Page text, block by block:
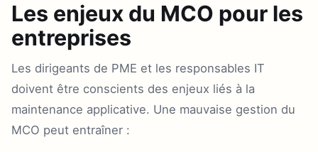
Les enjeux du MCO pour les
entreprises
Les dirigeants de PME et les responsables IT
doivent être conscients des enjeux liés à la
maintenance applicative. Une mauvaise gestion du
MCO peut entraîner :